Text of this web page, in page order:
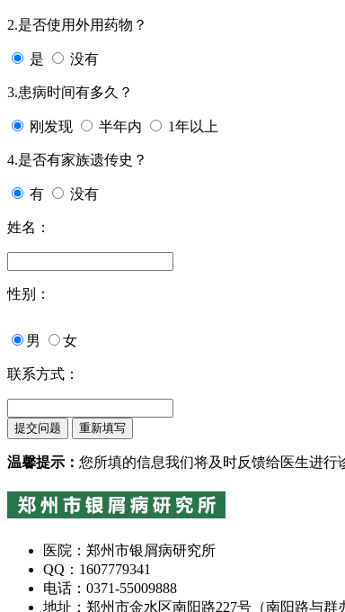
2.是否使用外用药物？
是 没有
3.患病时间有多久？
刚发现 半年内 1年以上
4.是否有家族遗传史？
有 没有
姓名：
性别：
男 女
联系方式：
温馨提示： 您所填的信息我们将及时反馈给医生进行
医院：郑州市银屑病研究所
QQ：1607779341
电话：0371-55009888
地址：郑州市金水区南阳路227号（南阳路与群